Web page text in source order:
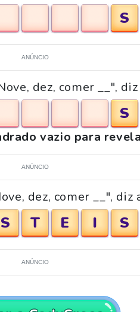
S
ANÚNCIO
dez, comer __",
S
vazio para
ANÚNCIO
dez, comer __", diz
S T E I S
ANÚNCIO